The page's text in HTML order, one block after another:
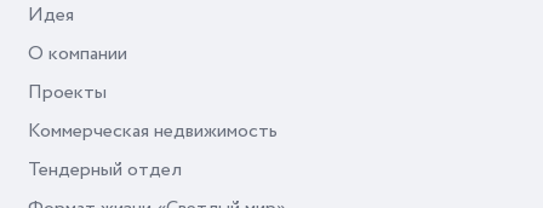
Идея
О компании
Проекты
Коммерческая недвижимость
Тендерный отдел